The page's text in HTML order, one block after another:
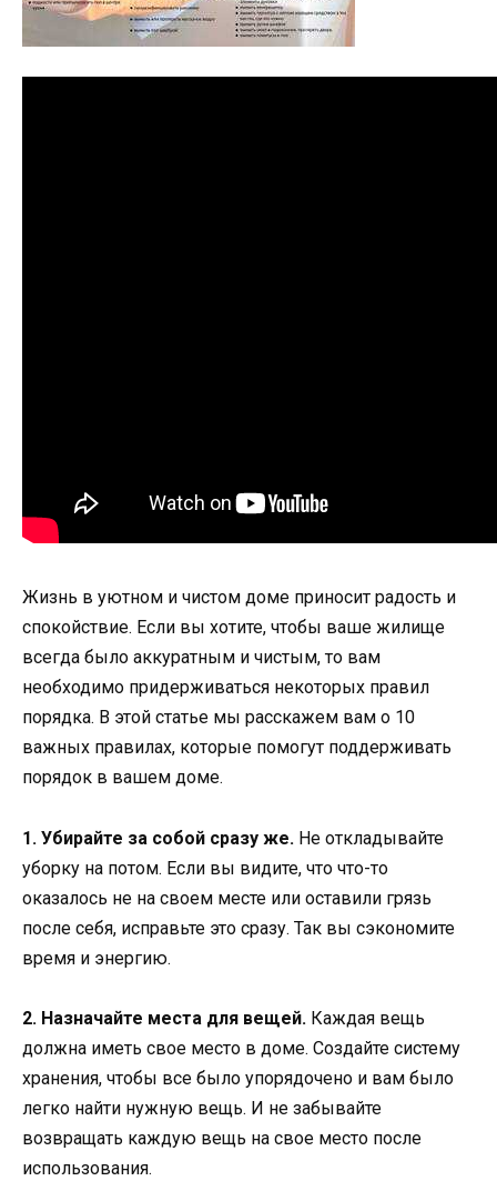
Жизнь в уютном и чистом доме приносит радость и
спокойствие. Если вы хотите, чтобы ваше жилище
всегда было аккуратным и чистым, то вам
необходимо придерживаться некоторых правил
порядка. В этой статье мы расскажем вам о 10
важных правилах, которые помогут поддерживать
порядок в вашем доме.
1. Убирайте за собой сразу же. Не откладывайте
уборку на потом. Если вы видите, что что-то
оказалось не на своем месте или оставили грязь
после себя, исправьте это сразу. Так вы сэкономите
время и энергию.
2. Назначайте места для вещей. Каждая вещь
должна иметь свое место в доме. Создайте систему
хранения, чтобы все было упорядочено и вам было
легко найти нужную вещь. И не забывайте
возвращать каждую вещь на свое место после
использования.